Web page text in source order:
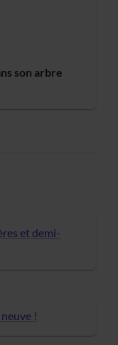
son arbre
et demi-
!